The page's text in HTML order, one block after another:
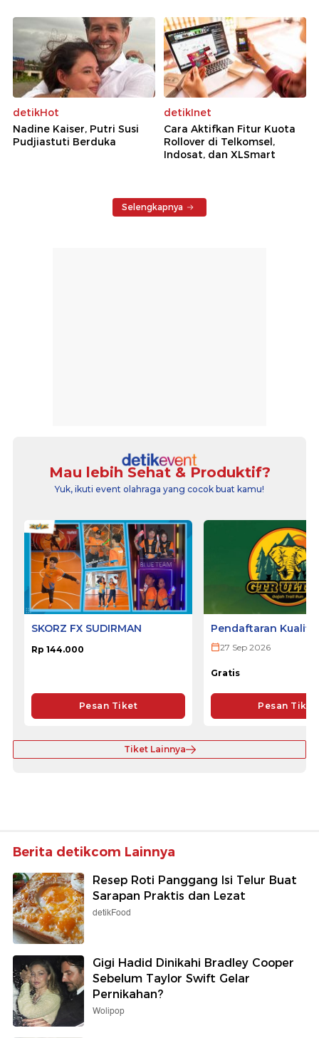
detikHot
Nadine Kaiser, Putri Susi
Pudjiastuti Berduka
detikInet
Cara Aktifkan Fitur Kuota
Rollover di Telkomsel,
Indosat, dan XLSmart
Selengkapnya
Mau lebih Sehat & Produktif?
Yuk, ikuti event olahraga yang cocok buat kamu!
SKORZ FX SUDIRMAN
Rp 144.000
Pesan Tiket
Pendaftaran
ULTRA 2026
27 Sep 2026
Gratis
Pesan Tiket
Tiket Lainnya
Berita detikcom Lainnya
Resep Roti Panggang Isi Telur Buat
Sarapan Praktis dan Lezat
detikFood
Gigi Hadid Dinikahi Bradley Cooper
Sebelum Taylor Swift Gelar
Pernikahan?
Wolipop